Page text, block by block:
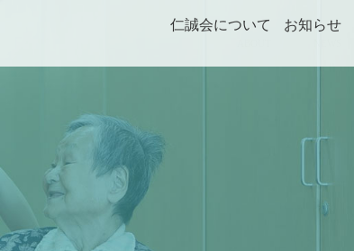
仁誠会について お知らせ